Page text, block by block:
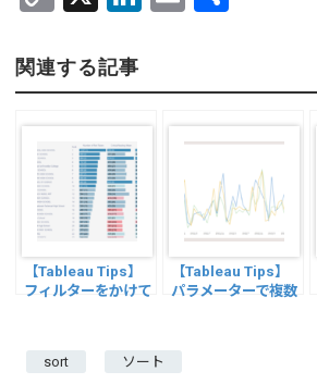
py
Li
n
k
dI
n
関連する記事
【Tableau Tips】
フィルターをかけて
【Tableau Tips】
パラメーターで複数
sort ソート